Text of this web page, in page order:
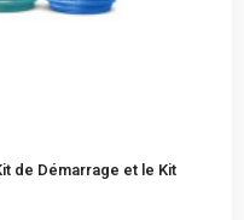
de Démarrage et le Kit